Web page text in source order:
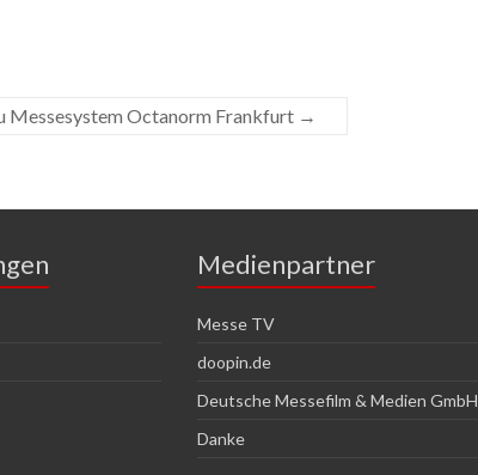
Messesystem Octanorm Frankfurt →
Medienpartner
Messe TV
doopin.de
Deutsche Messefilm & Medien GmbH
Danke